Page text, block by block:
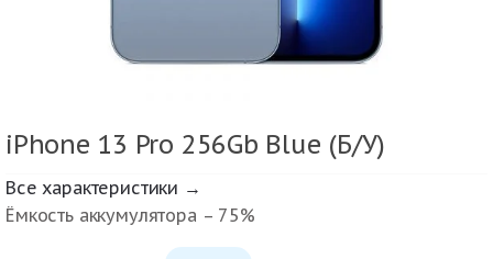
iPhone 13 Pro 256Gb Blue (Б/У)
Все характеристики →
Ёмкость аккумулятора – 75%